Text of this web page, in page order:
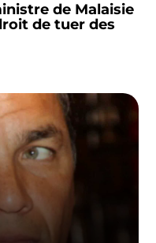
de Malaisie
de tuer des